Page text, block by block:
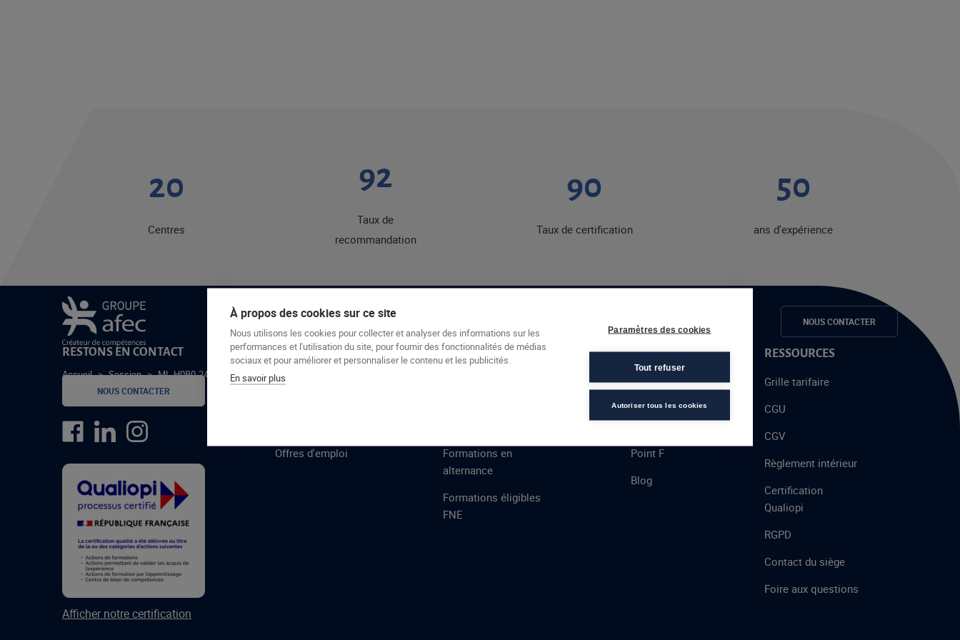
Le groupe Afec Formations Espace candidats NOUS CONTACTER
Accueil > Session > ML-H0B0-24-4
20
Centres
92
Taux de
recommandation
90
Taux de certification
50
ans d'expérience
RESTONS EN CONTACT
NOUS CONTACTER
Afficher notre certification
GROUPE AFEC
Formations
Offres d'emploi
PRESTATIONS
Formations en
alternance
Formations éligibles
FNE
À PROPOS
Talent
Point F
Blog
RESSOURCES
Grille tarifaire
CGU
CGV
Règlement intérieur
Certification
Qualiopi
RGPD
Contact du siège
Foire aux questions
À propos des cookies sur ce site
Nous utilisons les cookies pour collecter et analyser des informations sur les
performances et l'utilisation du site, pour fournir des fonctionnalités de médias
sociaux et pour améliorer et personnaliser le contenu et les publicités.
En savoir plus
Paramètres des cookies
Tout refuser
Autoriser tous les cookies